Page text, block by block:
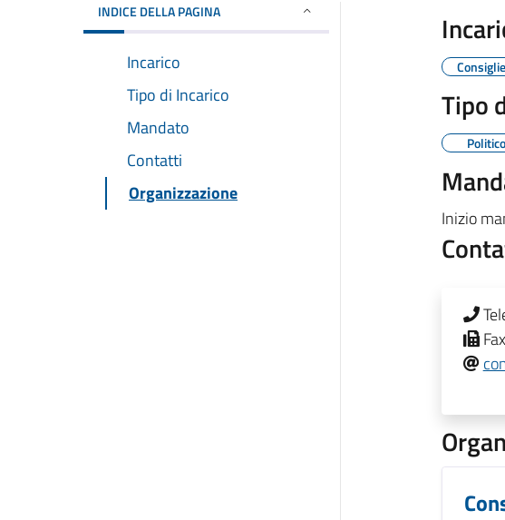
INDICE DELLA PAGINA
Incarico
Tipo di Incarico
Mandato
Contatti
Organizzazione
Tipo
Politico
Inizio